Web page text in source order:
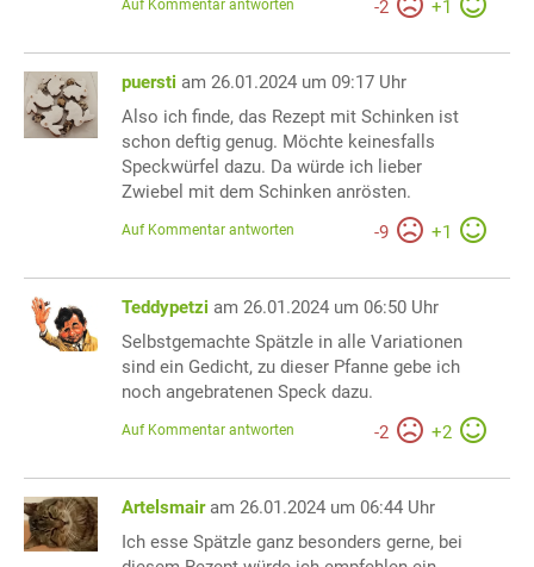
-2 +1
Auf Kommentar antworten
puersti am 26.01.2024 um 09:17 Uhr
Also ich finde, das Rezept mit Schinken ist
schon deftig genug. Möchte keinesfalls
Speckwürfel dazu. Da würde ich lieber
Zwiebel mit dem Schinken anrösten.
-9 +1
Auf Kommentar antworten
Teddypetzi am 26.01.2024 um 06:50 Uhr
Selbstgemachte Spätzle in alle Variationen
sind ein Gedicht, zu dieser Pfanne gebe ich
noch angebratenen Speck dazu.
-2 +2
Auf Kommentar antworten
Artelsmair am 26.01.2024 um 06:44 Uhr
Ich esse Spätzle ganz besonders gerne, bei